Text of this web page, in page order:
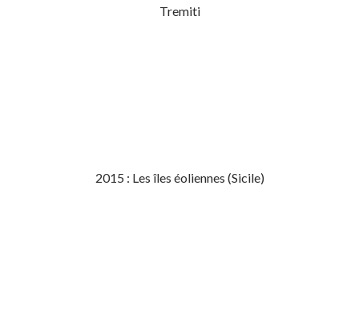
Tremiti
2015 : Les îles éoliennes (Sicile)